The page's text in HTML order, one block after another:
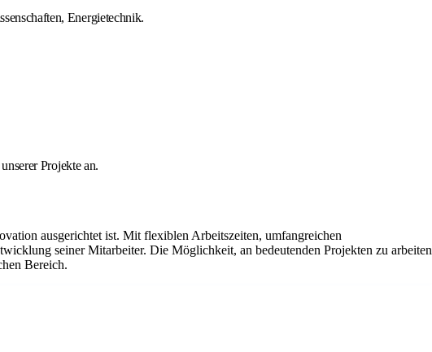
Energietechnik.
Projekte an.
ausgerichtet ist. Mit flexiblen Arbeitszeiten, umfangreichen
seiner Mitarbeiter. Die Möglichkeit, an bedeutenden Projekten zu arbeiten
Bereich.